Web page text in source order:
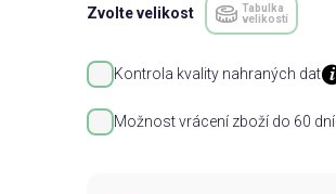
Zvolte velikost
Tabulka
velikostí
Kontrola kvality nahraných dat
Možnost vrácení zboží do 60 dní